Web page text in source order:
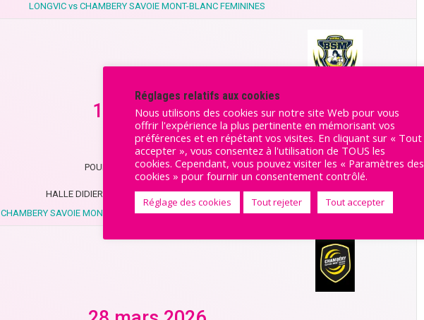
LONGVIC vs CHAMBERY SAVOIE MONT-BLANC FEMININES
18 avril 2026
Jour de Match N° 18
32-21
POULE 7 - Nationale 2 féminine
2025-2026
HALLE DIDIER PARPILLON à LA MOTTE SERVOLEX
CHAMBERY SAVOIE MONT-BLANC FEMININES vs BLANZATMONTLUCON
Réglages relatifs aux cookies
Nous utilisons des cookies sur notre site Web pour vous
offrir l'expérience la plus pertinente en mémorisant vos
préférences et en répétant vos visites. En cliquant sur « Tout
accepter », vous consentez à l'utilisation de TOUS les
cookies. Cependant, vous pouvez visiter les « Paramètres des
cookies » pour fournir un consentement contrôlé.
Réglage des cookies Tout rejeter Tout accepter